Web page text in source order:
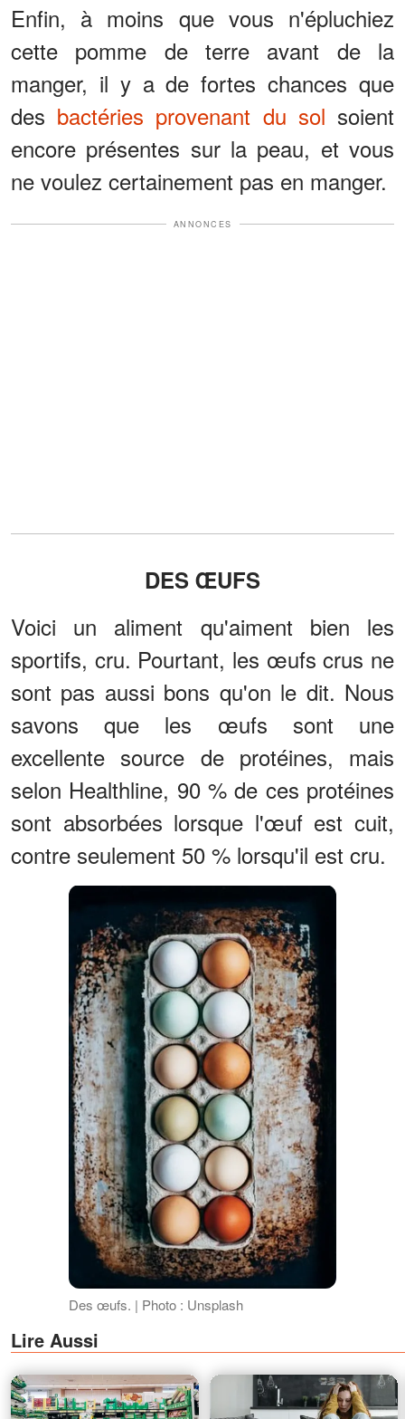
Enfin, à moins que vous n'épluchiez
cette pomme de terre avant de la
manger, il y a de fortes chances que
des bactéries provenant du sol soient
encore présentes sur la peau, et vous
ne voulez certainement pas en manger.
ANNONCES
DES ŒUFS
Voici un aliment qu'aiment bien les
sportifs, cru. Pourtant, les œufs crus ne
sont pas aussi bons qu'on le dit. Nous
savons que les œufs sont une
excellente source de protéines, mais
selon Healthline, 90 % de ces protéines
sont absorbées lorsque l'œuf est cuit,
contre seulement 50 % lorsqu'il est cru.
Des œufs. | Photo : Unsplash
Lire Aussi